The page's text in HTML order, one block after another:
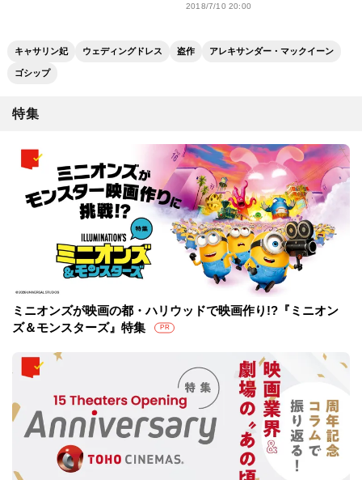
2018/7/10 20:00
キャサリン妃 ウェディングドレス 盗作 アレキサンダー・マックイーン
ゴシップ
特集
ミニオンズが映画の都・ハリウッドで映画作り!?『ミニオン
ズ＆モンスターズ』特集
PR